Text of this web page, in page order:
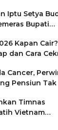
Jamin
Iptu Setya
Bupati
Kapan
dan Cara
Hangus!
Cancer,
Pensiun Tak
Timnas
Vietnam
Jimat di